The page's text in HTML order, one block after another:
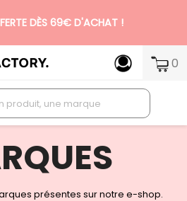
DÈS 69€ D'ACHAT !
PREMIUM SANS ENGAGEMENT 0
présentes sur notre e-shop.